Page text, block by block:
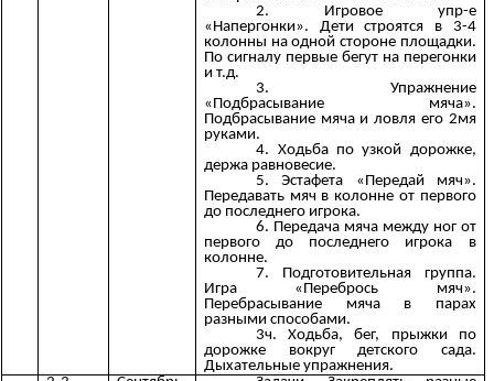
2. Игровое упр-е
«Напергонки». Дети строятся в 3-4
колонны на одной стороне площадки.
По сигналу первые бегут на перегонки
и т.д.
3. Упражнение
«Подбрасывание мяча».
Подбрасывание мяча и ловля его 2мя
руками.
4. Ходьба по узкой дорожке,
держа равновесие.
5. Эстафета «Передай мяч».
Передавать мяч в колонне от первого
до последнего игрока.
6. Передача мяча между ног от
первого до последнего игрока в
колонне.
7. Подготовительная группа.
Игра «Перебрось мяч».
Перебрасывание мяча в парах
разными способами.
3ч. Ходьба, бег, прыжки по
дорожке вокруг детского сада.
Дыхательные упражнения.